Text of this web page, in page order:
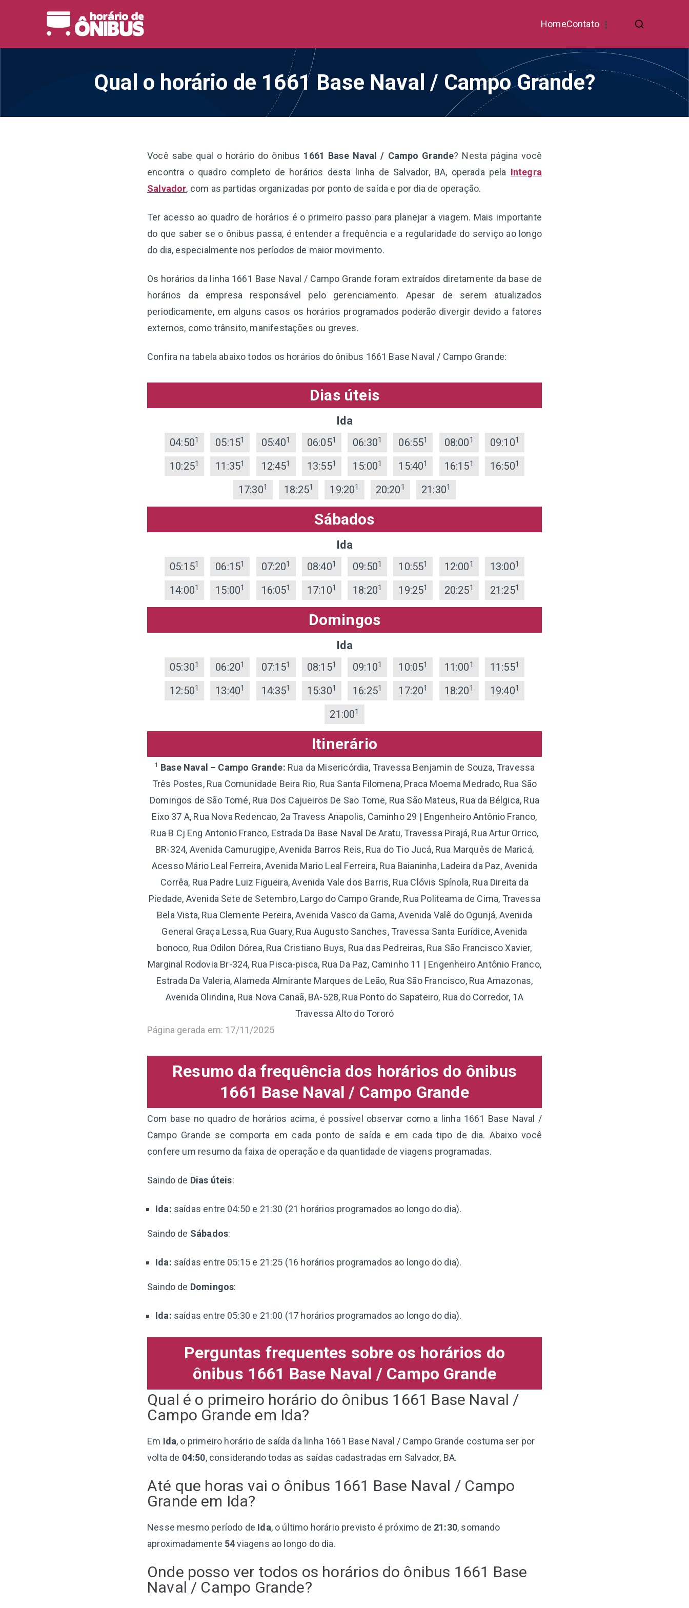
HomeContato
Qual o horário de 1661 Base Naval / Campo Grande?
Você sabe qual o horário do ônibus 1661 Base Naval / Campo Grande? Nesta página você
encontra o quadro completo de horários desta linha de Salvador, BA, operada pela Integra
Salvador, com as partidas organizadas por ponto de saída e por dia de operação.
Ter acesso ao quadro de horários é o primeiro passo para planejar a viagem. Mais importante
do que saber se o ônibus passa, é entender a frequência e a regularidade do serviço ao longo
do dia, especialmente nos períodos de maior movimento.
Os horários da linha 1661 Base Naval / Campo Grande foram extraídos diretamente da base de
horários da empresa responsável pelo gerenciamento. Apesar de serem atualizados
periodicamente, em alguns casos os horários programados poderão divergir devido a fatores
externos, como trânsito, manifestações ou greves.
Confira na tabela abaixo todos os horários do ônibus 1661 Base Naval / Campo Grande:
Dias úteis
Ida
04:501 05:151 05:401 06:051 06:301 06:551 08:001 09:101
10:251 11:351 12:451 13:551 15:001 15:401 16:151 16:501
17:301 18:251 19:201 20:201 21:301
Sábados
Ida
05:151 06:151 07:201 08:401 09:501 10:551 12:001 13:001
14:001 15:001 16:051 17:101 18:201 19:251 20:251 21:251
Domingos
Ida
05:301 06:201 07:151 08:151 09:101 10:051 11:001 11:551
12:501 13:401 14:351 15:301 16:251 17:201 18:201 19:401
21:001
Itinerário
1 Base Naval – Campo Grande: Rua da Misericórdia, Travessa Benjamin de Souza, Travessa
Três Postes, Rua Comunidade Beira Rio, Rua Santa Filomena, Praca Moema Medrado, Rua São
Domingos de São Tomé, Rua Dos Cajueiros De Sao Tome, Rua São Mateus, Rua da Bélgica, Rua
Eixo 37 A, Rua Nova Redencao, 2a Travess Anapolis, Caminho 29 | Engenheiro Antônio Franco,
Rua B Cj Eng Antonio Franco, Estrada Da Base Naval De Aratu, Travessa Pirajá, Rua Artur Orrico,
BR-324, Avenida Camurugipe, Avenida Barros Reis, Rua do Tio Jucá, Rua Marquês de Maricá,
Acesso Mário Leal Ferreira, Avenida Mario Leal Ferreira, Rua Baianinha, Ladeira da Paz, Avenida
Corrêa, Rua Padre Luiz Figueira, Avenida Vale dos Barris, Rua Clóvis Spínola, Rua Direita da
Piedade, Avenida Sete de Setembro, Largo do Campo Grande, Rua Politeama de Cima, Travessa
Bela Vista, Rua Clemente Pereira, Avenida Vasco da Gama, Avenida Valê do Ogunjá, Avenida
General Graça Lessa, Rua Guary, Rua Augusto Sanches, Travessa Santa Eurídice, Avenida
bonoco, Rua Odilon Dórea, Rua Cristiano Buys, Rua das Pedreiras, Rua São Francisco Xavier,
Marginal Rodovia Br-324, Rua Pisca-pisca, Rua Da Paz, Caminho 11 | Engenheiro Antônio Franco,
Estrada Da Valeria, Alameda Almirante Marques de Leão, Rua São Francisco, Rua Amazonas,
Avenida Olindina, Rua Nova Canaã, BA-528, Rua Ponto do Sapateiro, Rua do Corredor, 1A
Travessa Alto do Tororó
Página gerada em: 17/11/2025
Resumo da frequência dos horários do ônibus
1661 Base Naval / Campo Grande
Com base no quadro de horários acima, é possível observar como a linha 1661 Base Naval /
Campo Grande se comporta em cada ponto de saída e em cada tipo de dia. Abaixo você
confere um resumo da faixa de operação e da quantidade de viagens programadas.
Saindo de Dias úteis:
Ida: saídas entre 04:50 e 21:30 (21 horários programados ao longo do dia).
Saindo de Sábados:
Ida: saídas entre 05:15 e 21:25 (16 horários programados ao longo do dia).
Saindo de Domingos:
Ida: saídas entre 05:30 e 21:00 (17 horários programados ao longo do dia).
Perguntas frequentes sobre os horários do
ônibus 1661 Base Naval / Campo Grande
Qual é o primeiro horário do ônibus 1661 Base Naval /
Campo Grande em Ida?
Em Ida, o primeiro horário de saída da linha 1661 Base Naval / Campo Grande costuma ser por
volta de 04:50, considerando todas as saídas cadastradas em Salvador, BA.
Até que horas vai o ônibus 1661 Base Naval / Campo
Grande em Ida?
Nesse mesmo período de Ida, o último horário previsto é próximo de 21:30, somando
aproximadamente 54viagens ao longo do dia.
Onde posso ver todos os horários do ônibus 1661 Base
Naval / Campo Grande?